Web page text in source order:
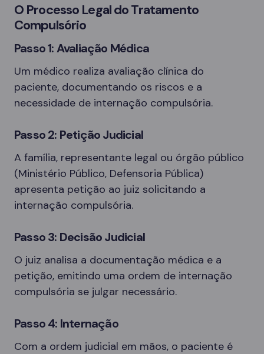
O Processo Legal do Tratamento
Compulsório
Passo 1: Avaliação Médica
Um médico realiza avaliação clínica do
paciente, documentando os riscos e a
necessidade de internação compulsória.
Passo 2: Petição Judicial
A família, representante legal ou órgão público
(Ministério Público, Defensoria Pública)
apresenta petição ao juiz solicitando a
internação compulsória.
Passo 3: Decisão Judicial
O juiz analisa a documentação médica e a
petição, emitindo uma ordem de internação
compulsória se julgar necessário.
Passo 4: Internação
Com a ordem judicial em mãos, o paciente é